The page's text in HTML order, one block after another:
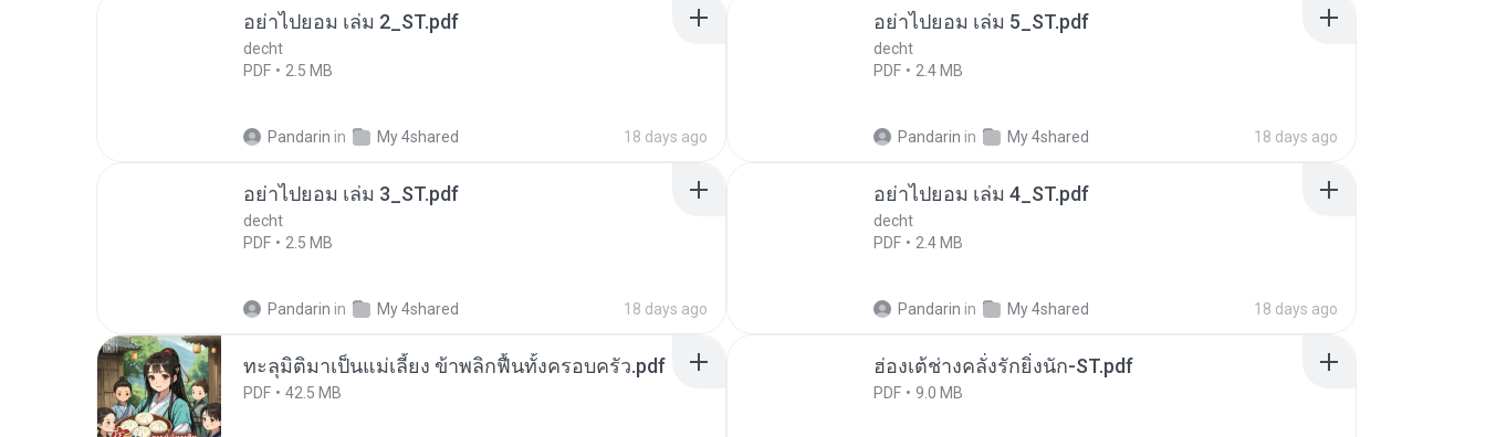
อย่าไปยอม เล่ม 2_ST.pdf
decht
PDF
2.5 MB
Pandarin in My 4shared 18 days ago
อย่าไปยอม เล่ม 5_ST.pdf
decht
PDF
2.4 MB
Pandarin in My 4shared 18 days ago
อย่าไปยอม เล่ม 3_ST.pdf
decht
PDF
2.5 MB
Pandarin in My 4shared 18 days ago
อย่าไปยอม เล่ม 4_ST.pdf
decht
PDF
2.4 MB
Pandarin in My 4shared 18 days ago
ทะลุมิติมาเป็นแม่เลี้ยง ข้าพลิกฟื้นทั้งครอบครัว.pdf
PDF 42.5 MB
ฮ่องเต้ช่างคลั่งรักยิ่งนัก-ST.pdf
PDF 9.0 MB